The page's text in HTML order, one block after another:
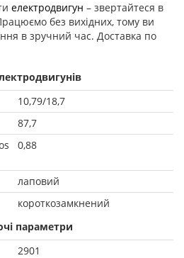
електродвигун – звертайтеся в
без вихідних, тому ви
в зручний час. Доставка по
10,79/18,7
87,7
0,88
лаповий
короткозамкнений
параметри
2901